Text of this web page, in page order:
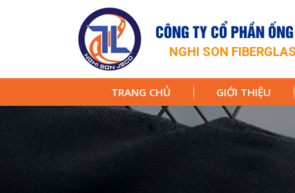
CÔNG TY CỔ PHẦN
NGHI SON
TRANG CHỦ GIỚI THIỆU